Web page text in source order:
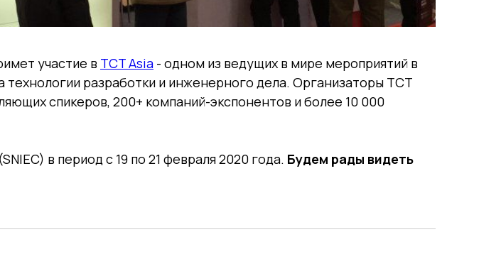
участие в TCT Asia - одном из ведущих в мире мероприятий в
разработки и инженерного дела. Организаторы TCT
спикеров, 200+ компаний-экспонентов и более 10 000
в период с 19 по 21 февраля 2020 года. Будем рады видеть